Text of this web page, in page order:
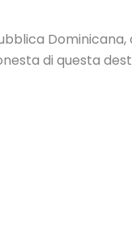
Dominicana,
di questa